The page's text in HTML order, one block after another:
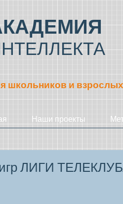
школьников и взрослых
Наши проекты
игр ЛИГИ